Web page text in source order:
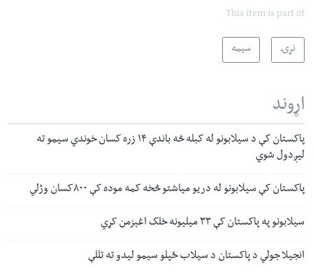
This item is part of
نړۍ سیمه
اړوند
پاکستان کې د سیلابونو له کبله څه باندې ۱۴ زره کسان خوندي سیمو ته
لیږدول شوي
پاکستان کې سیلابونو له دریو میاشتو څخه کمه موده کې ۸۰۰کسان وژلي
سیلابونو په پاکستان کې ۳۳ میلیونه خلک اغېزمن کړي
انجیلا جولي د پاکستان د سیلاب ځپلو سیمو لیدو ته تللې